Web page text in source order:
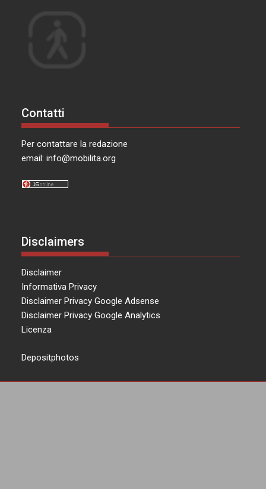
Contatti
Per contattare la redazione
email:info@mobilita.org
Disclaimers
Disclaimer
Informativa Privacy
Disclaimer Privacy Google Adsense
Disclaimer Privacy Google Analytics
Licenza
Depositphotos